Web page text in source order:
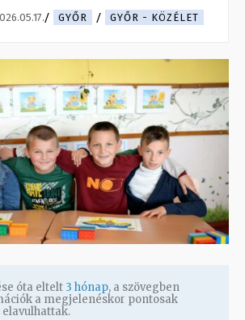
GYŐR GYŐR - KÖZÉLET
óta eltelt 3 hónap, a szövegben
a megjelenéskor pontosak